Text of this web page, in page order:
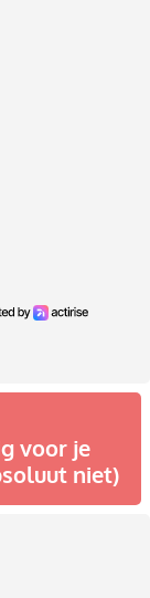
voor je
niet)